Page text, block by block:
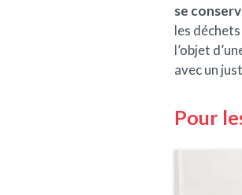
se
les
l’objet
avec un
Pour